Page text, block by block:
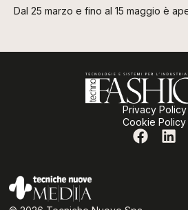
Dal 25 marzo e fino al 15 maggio è
Privacy Policy
Cookie Policy